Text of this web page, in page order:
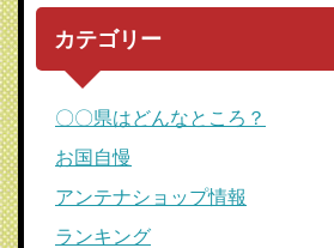
カテゴリー
〇〇県はどんなところ？
お国自慢
アンテナショップ情報
ランキング